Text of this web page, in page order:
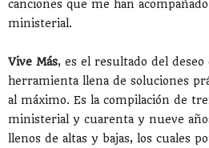
canciones que me han
ministerial.
Vive Más, es el resultado del
herramienta llena de soluciones
al máximo. Es la compilación de
ministerial y cuarenta y nueve
llenos de altas y bajas, los cuales